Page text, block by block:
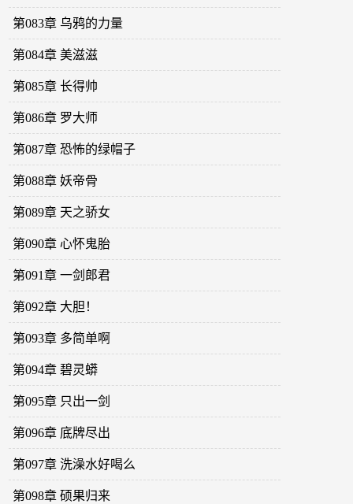
第083章 乌鸦的力量
第084章 美滋滋
第085章 长得帅
第086章 罗大师
第087章 恐怖的绿帽子
第088章 妖帝骨
第089章 天之骄女
第090章 心怀鬼胎
第091章 一剑郎君
第092章 大胆！
第093章 多简单啊
第094章 碧灵蟒
第095章 只出一剑
第096章 底牌尽出
第097章 洗澡水好喝么
第098章 硕果归来